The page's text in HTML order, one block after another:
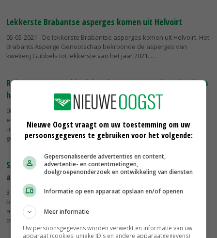
Lekkerste Brabantse asperges komen uit Helvoirt
05-05-2021 - De lekkerste Brabantse asperges komen uit Helvoirt. Het
Brabants Asperge Genootschap bekroonde de asperges van
kwekerij Gubbels tot lekkerste van het jaar 2021.
Rob en Loes Ingenbleek houden aspergeverkoop in eigen
hand
08-04-2021
- Dankzij directe levering aan consumenten, restaurants
en markthandelaren weten aspergetelers Rob en Loes Ingenbleek
uit Siebengewald met een relatief beperkt areaal asperges een
goede...
Seizoensarbeid aandachtspunt bij start Duitse
aspergeseizoen
31-03-2021
- Het aspergeseizoen in Duitsland is eind maart
begonnen. De weersomstandigheden zijn ideaal. Het grootste
aandachtspunt is seizoensarbeid. Dit vraagt om actie van de
overheid. De Duitse...
Nieuwe Oogst vraagt om uw toestemming om uw
persoonsgegevens te gebruiken voor het volgende:
Gepersonaliseerde advertenties en content,
advertentie- en contentmetingen,
doelgroepenonderzoek en ontwikkeling van diensten
Informatie op een apparaat opslaan en/of openen
Meer informatie
Uw persoonsgegevens worden verwerkt en informatie van uw
apparaat (cookies, unieke ID's en andere apparaatgegevens)